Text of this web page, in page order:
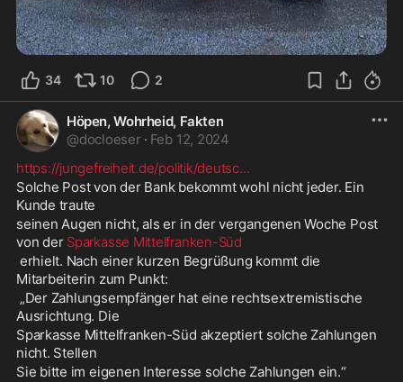
34 10 2
Höpen, Wohrheid, Fakten
@docloeser · Feb 12, 2024
https://jungefreiheit.de/politik/deutsc...
Solche Post von der Bank bekommt wohl nicht jeder. Ein
Kunde traute
seinen Augen nicht, als er in der vergangenen Woche Post
von der Sparkasse Mittelfranken-Süd
Mitarbeiterin zum Punkt:
Ausrichtung. Die
Sparkasse Mittelfranken-Süd akzeptiert solche Zahlungen
nicht. Stellen
Sie bitte im eigenen Interesse solche Zahlungen ein.“